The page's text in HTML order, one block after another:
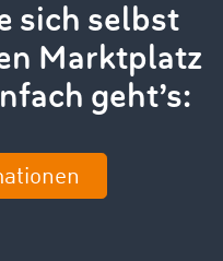
sich selbst
Marktplatz
geht’s: